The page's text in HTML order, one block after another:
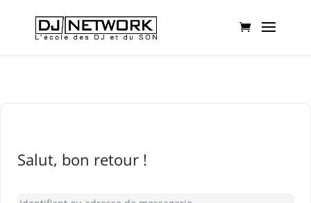
Salut, bon retour !